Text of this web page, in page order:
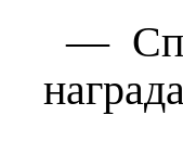
—